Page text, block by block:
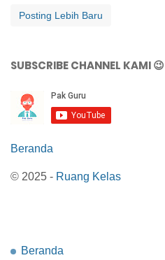
Posting Lebih Baru
SUBSCRIBE CHANNEL KAMI 😉
Beranda
© 2025 - Ruang Kelas
Beranda